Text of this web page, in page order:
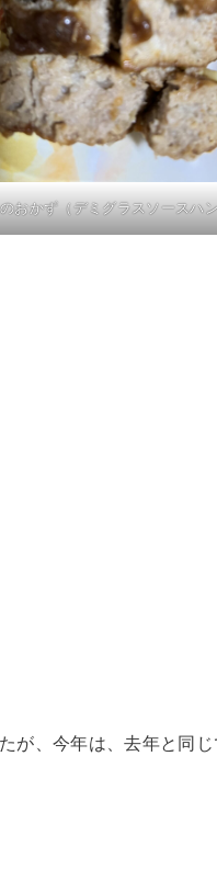
おかず（デミグラスソースハン
が、今年は、去年と同じ